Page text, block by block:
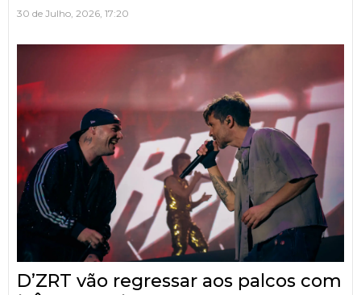
30 de Julho, 2026, 17:20
D’ZRT vão regressar aos palcos com